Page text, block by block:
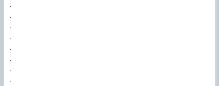
．
．
．
．
．
．
．
．